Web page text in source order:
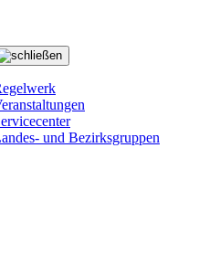
und Bezirksgruppen